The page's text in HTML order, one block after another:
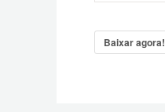
Baixar agora!